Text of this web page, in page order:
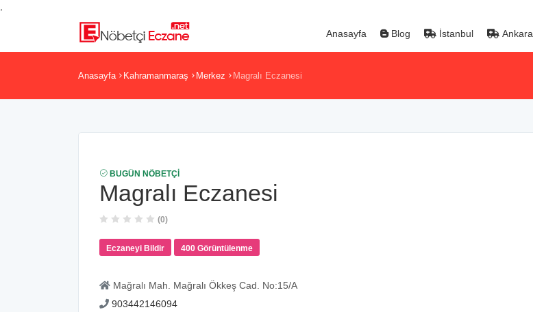
Anasayfa Blog İstanbul Ankara
Anasayfa Kahramanmaraş Merkez Magralı Eczanesi
BUGÜN NÖBETÇI
Magralı Eczanesi
(0)
Eczaneyi Bildir 400 Görüntülenme
Mağralı Mah. Mağralı Ökkeş Cad. No:15/A
903442146094